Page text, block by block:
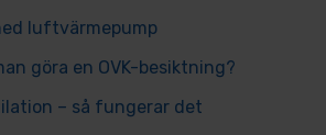
luftvärmepump
göra en OVK-besiktning?
– så fungerar det